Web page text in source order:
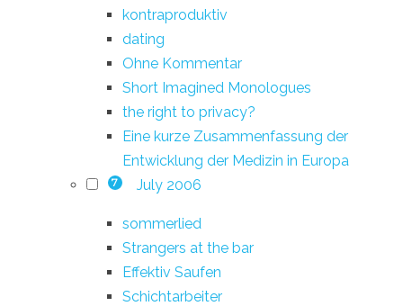
kontraproduktiv
dating
Ohne Kommentar
Short Imagined Monologues
the right to privacy?
Eine kurze Zusammenfassung der
Entwicklung der Medizin in Europa
7 July 2006
sommerlied
Strangers at the bar
Effektiv Saufen
Schichtarbeiter